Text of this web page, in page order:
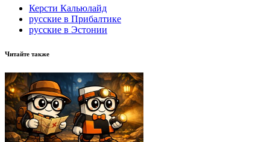
Керсти Кальюлайд
русские в Прибалтике
русские в Эстонии
Читайте также